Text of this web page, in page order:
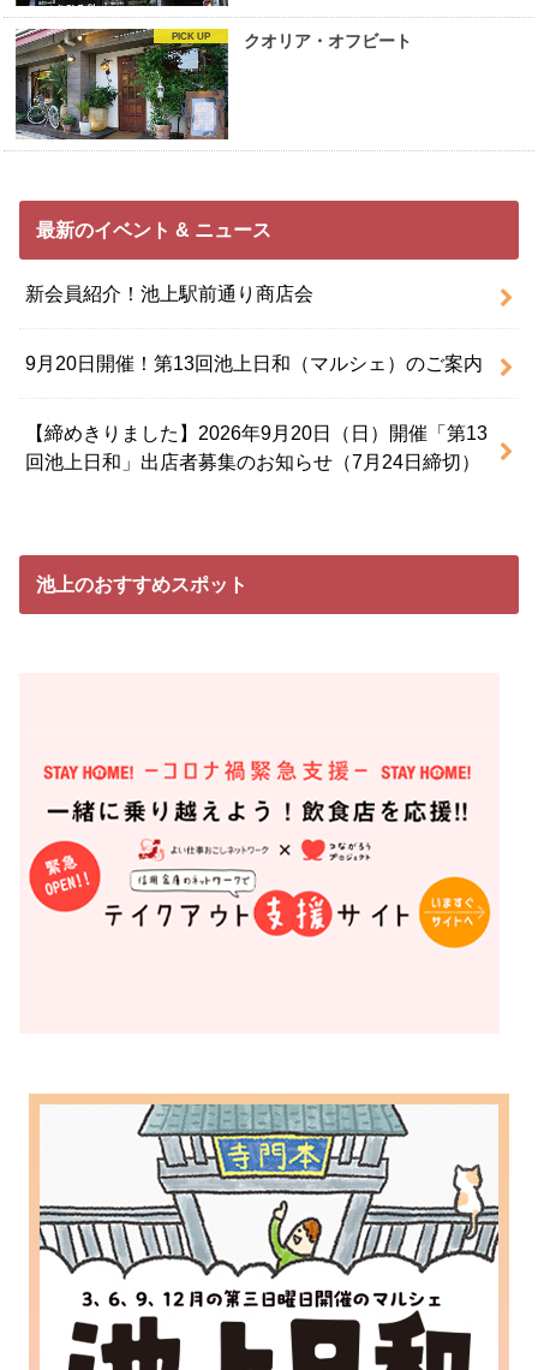
クオリア・オフビート
最新のイベント & ニュース
新会員紹介！池上駅前通り商店会
9月20日開催！第13回池上日和（マルシェ）のご案内
【締めきりました】2026年9月20日（日）開催「第13
回池上日和」出店者募集のお知らせ（7月24日締切）
池上のおすすめスポット